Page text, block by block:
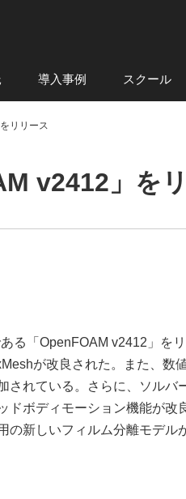
導入事例 スクール
リリース
v2412」を
る「OpenFOAM v2412」を
が改良された。また、数
されている。さらに、ソル
ボディモーション機能が改
新しいフィルム分離モデル